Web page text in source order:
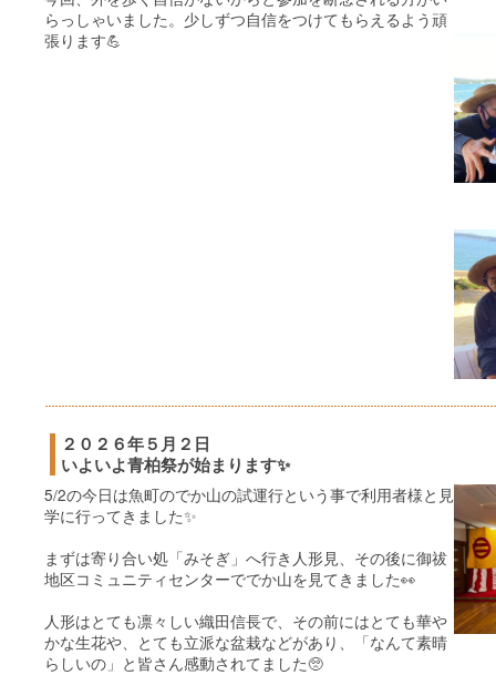
らっしゃいました。少しずつ自信をつけてもらえるよう頑
張ります💪
２０２６年５月２日
いよいよ青柏祭が始まります✨
5/2の今日は魚町のでか山の試運行という事で利用者様と見
学に行ってきました✨
まずは寄り合い処「みそぎ」へ行き人形見、その後に御祓
地区コミュニティセンターででか山を見てきました👀
人形はとても凛々しい織田信長で、その前にはとても華や
かな生花や、とても立派な盆栽などがあり、「なんて素晴
らしいの」と皆さん感動されてました🥺